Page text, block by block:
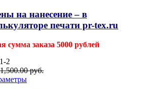
на нанесение – в
печати pr-tex.ru
сумма заказа 5000 рублей
2
1,500.00руб.